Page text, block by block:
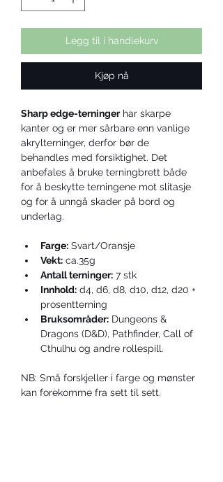
Legg til i handlekurv
Kjøp nå
Sharp edge-terninger har skarpe
kanter og er mer sårbare enn vanlige
akrylterninger, derfor bør de
behandles med forsiktighet. Det
anbefales å bruke terningbrett både
for å beskytte terningene mot slitasje
og for å unngå skader på bord og
underlag.
Farge: Svart/Oransje
Vekt: ca.35g
Antall terninger: 7 stk
Innhold: d4, d6, d8, d10, d12, d20 +
prosentterning
Bruksområder: Dungeons &
Dragons (D&D), Pathfinder, Call of
Cthulhu og andre rollespill.
NB: Små forskjeller i farge og mønster
kan forekomme fra sett til sett.